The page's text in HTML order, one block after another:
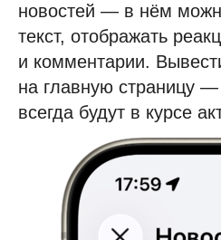
новостей — в нём
текст, отображать
и комментарии.
на главную страницу —
всегда будут в курсе